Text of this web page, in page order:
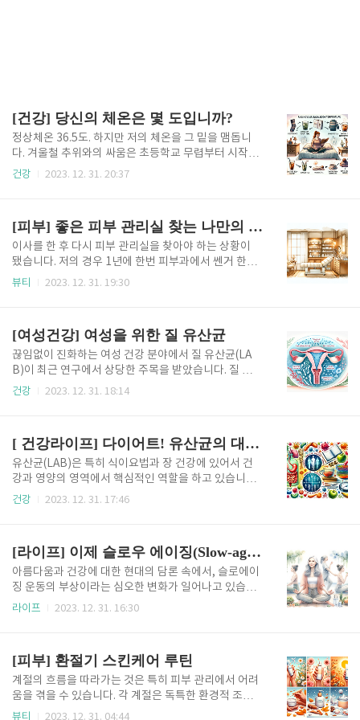
[건강] 당신의 체온은 몇 도입니까?
정상체온 36.5도. 하지만 저의 체온을 그 밑을 맴돕니
다. 겨울철 추위와의 싸움은 초등학교 무렵부터 시작이
되었습니다. 고질적인 수족 냉증이 매년 돌아오는 겨울
써본 게 없고 지금도 몸을 따뜻하게 하는 것이라면 그것
이 무엇이든 눈여겨보게 됩니다. 이제 면역력 증강을 위
해 냉증과의 싸움은 겨울철 뿐 아니라 사계절, 매일, 매
시간 몸을 따뜻하게 하기 위한 노력을 하기 시작했습니
다. 세계적 면역학자 아보 도오루, 자연요법 권위자 이
과 관련된 도서 ..
건강 2023. 12. 31. 20:37
[피부] 좋은 피부 관리실 찾는 나만의 비법!
이사를 한 후 다시 피부 관리실을 찾아야 하는 상황이
됐습니다. 저의 경우 1년에 한번 피부과에서 쎈거 한번
씩 하고 가끔 피부관리실에도 다니면서 관리를 하고있
리고 보톡스. 리쥬란 같은걸 수면 마취 했을때 한번에
여러 시술을 하는 편이예요. 추후 관련 포스팅은 나눠서
해보겠습니다. 저의 경우는, 모공, 탄력, 홍조가 피부의
가장 큰 문제인 피부. 저는 꾸준히 뭔가를 해야할 때는
정보도 많이 찾아보고 주변 추천도 많이 받는데 가장 좋
억을 더듬고,..
뷰티 2023. 12. 31. 19:30
[여성건강] 여성을 위한 질 유산균
끊임없이 진화하는 여성 건강 분야에서 질 유산균(LA
B)이 최근 연구에서 상당한 주목을 받았습니다. 질 미생
물군집의 초석인 이 박테리아는 질 건강을 유지하고 감
고 있습니다. 1.질 유산균의 역할 질유산균은 질내 세균
총에 자연적으로 서식하는 유익한 박테리아의 일종입
니다. 질 건강을 유지하고 감염을 예방하는 데 중요한
역할을 합니다. 질 유산균의 균형은 항생제, 호르몬 변
화(월경, 임신, 폐경기 등), 더킹(doughing), 특정 건강
른 종류의..
건강 2023. 12. 31. 18:14
[ 건강라이프] 다이어트! 유산균의 대활약
유산균(LAB)은 특히 식이요법과 장 건강에 있어서 건
강과 영양의 영역에서 핵심적인 역할을 하고 있습니다.
발효 식품에서 흔히 볼 수 있는 이러한 유익한 박테리아
계에서 유산균이 우리의 식단과 전반적인 웰빙에 어떤
영향을 미치는지 이해하는 것은 매우 중요합니다. 이번
심층 토론에서는 유산균이 우리의 식단에 미치는 다각
적인 영향에 대해 알아보겠습니다. 소화기 건강 증진 장
기능에서 LAB의 역할 유산균은 소화기 건강을 증진시
해를 돕습니다. 그들은 ..
건강 2023. 12. 31. 17:46
[라이프] 이제 슬로우 에이징(Slow-aging) 시대!
아름다움과 건강에 대한 현대의 담론 속에서, 슬로에이
징 운동의 부상이라는 심오한 변화가 일어나고 있습니
다. 인공미의 추구와 전통적인 안티에이징 서사에서 벗
계를 장악하면서, 아름다움의 본질을 총체적이고 포용
적인 여정으로 담아내는 새로운 철학이 등장했습니다.
전통적인 아름다움을 넘어, 어떻게 슬로우에이징이 라
이프스타일 선택과 자기 관리 실천에 깊이 반향을 일으
라이프 2023. 12. 31. 16:30
[피부] 환절기 스킨케어 루틴
계절의 흐름을 따라가는 것은 특히 피부 관리에서 어려
움을 겪을 수 있습니다. 각 계절은 독특한 환경적 조건
과 도전을 가져오며, 이에 맞춰 피부 관리를 조절해야
뷰티 2023. 12. 31. 04:44